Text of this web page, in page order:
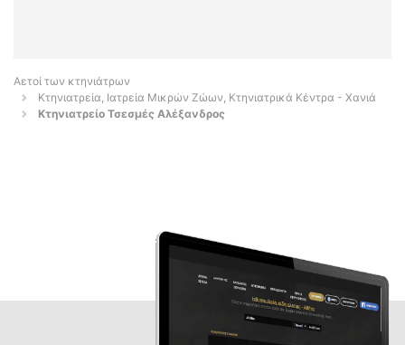
Αετοί των κτηνιάτρων
Κτηνιατρεία, Ιατρεία Μικρών Ζώων, Κτηνιατρικά Κέντρα - Χανιά
Κτηνιατρείο Τσεσμές Αλέξανδρος